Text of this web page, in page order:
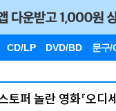
CD/LP DVD/BD 문구/